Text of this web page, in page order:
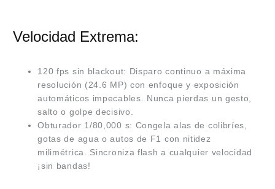
Velocidad Extrema:
120 fps sin blackout: Disparo continuo a máxima
resolución (24.6 MP) con enfoque y exposición
automáticos impecables. Nunca pierdas un gesto,
salto o golpe decisivo.
Obturador 1/80,000 s: Congela alas de colibríes,
gotas de agua o autos de F1 con nitidez
milimétrica. Sincroniza flash a cualquier velocidad
¡sin bandas!